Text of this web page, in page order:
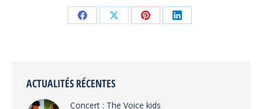
PartagerPartagerPartagerPartager
ACTUALITÉS RÉCENTES
Concert : The Voice kids